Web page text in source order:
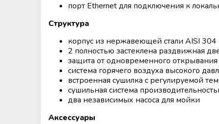
Аппараты для облучения крови
Мобильный пункт забора крови
(Донорский автобус)
порт Ethernet для подключения к
Структура
корпус из нержавеющей стали AISI 304
2 полностью застеклена раздвижная
защита от одновременного открывания
система горячего воздуха высокого
встроенная сушилка с регулируемой
сушильная система
два независимых насоса для мойки
Аксессуары